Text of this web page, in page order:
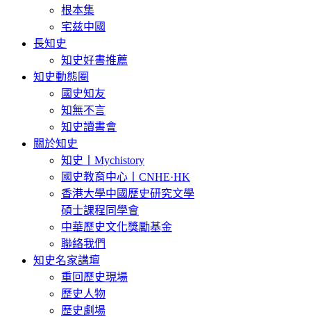
根本集
宅兹中國
長知史
知史好書推薦
知史動態圈
國史知友
知無不言
知史讀書會
關於知史
知史丨Mychistory
國史教育中心丨CNHE·HK
香港大學中國歷史研究文學
碩士課程同學會
中華歷史文化獎勵基金
聯絡我們
知史名家講壇
重回歷史現場
歷史人物
歷史劇場